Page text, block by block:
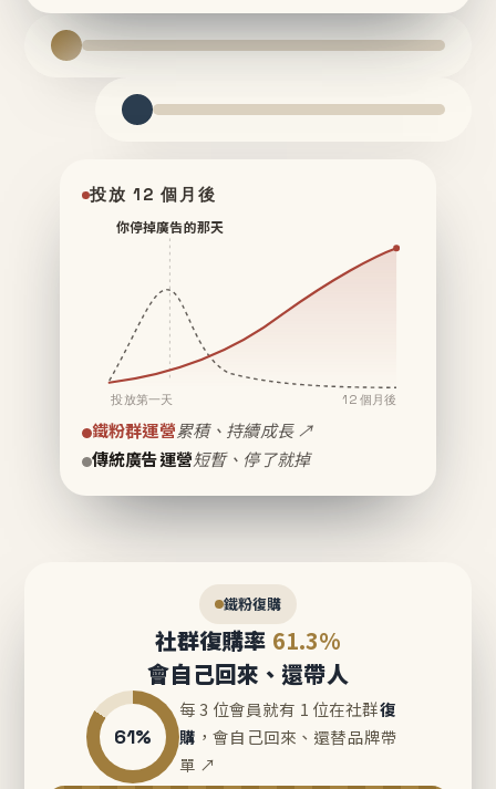
投放 12 個月後
你停掉廣告的那天
投放第一天 12 個月後
鐵粉群運營累積、持續成長 ↗
傳統廣告運營短暫、停了就掉
鐵粉復購
社群復購率 61.3%
會自己回來、還帶人
61%
每 3 位會員就有 1 位在社群復
購 ，會自己回來、還替品牌帶
單 ↗